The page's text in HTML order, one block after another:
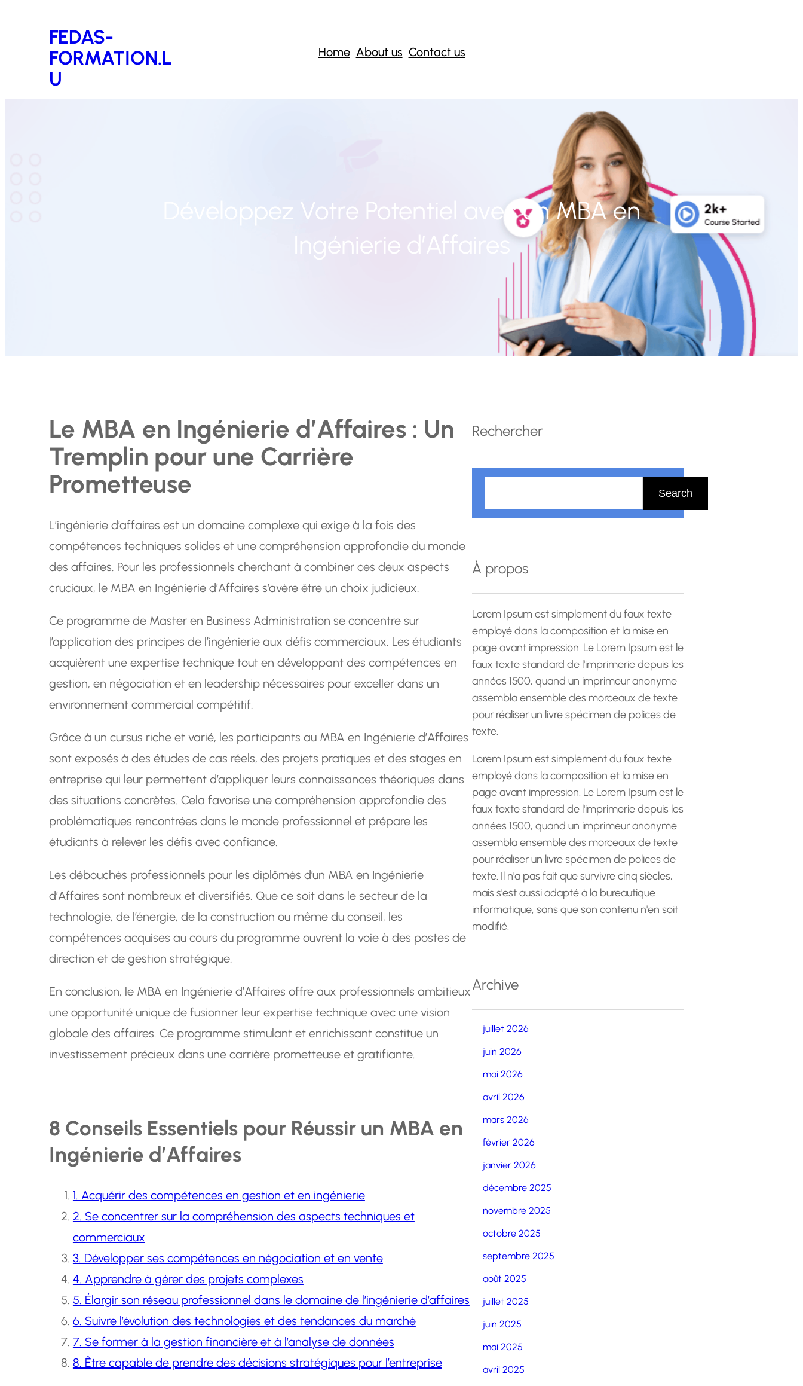
FEDAS-
FORMATION.L
U
Home About us Contact us
Développez Votre Potentiel avec un MBA en
Ingénierie d’Affaires
Le MBA en Ingénierie d’Affaires : Un
Tremplin pour une Carrière
Prometteuse
L’ingénierie d’affaires est un domaine complexe qui exige à la fois des
compétences techniques solides et une compréhension approfondie du monde
des affaires. Pour les professionnels cherchant à combiner ces deux aspects
cruciaux, le MBA en Ingénierie d’Affaires s’avère être un choix judicieux.
Ce programme de Master en Business Administration se concentre sur
l’application des principes de l’ingénierie aux défis commerciaux. Les étudiants
acquièrent une expertise technique tout en développant des compétences en
gestion, en négociation et en leadership nécessaires pour exceller dans un
environnement commercial compétitif.
Grâce à un cursus riche et varié, les participants au MBA en Ingénierie d’Affaires
sont exposés à des études de cas réels, des projets pratiques et des stages en
entreprise qui leur permettent d’appliquer leurs connaissances théoriques dans
des situations concrètes. Cela favorise une compréhension approfondie des
problématiques rencontrées dans le monde professionnel et prépare les
étudiants à relever les défis avec confiance.
Les débouchés professionnels pour les diplômés d’un MBA en Ingénierie
d’Affaires sont nombreux et diversifiés. Que ce soit dans le secteur de la
technologie, de l’énergie, de la construction ou même du conseil, les
compétences acquises au cours du programme ouvrent la voie à des postes de
direction et de gestion stratégique.
En conclusion, le MBA en Ingénierie d’Affaires offre aux professionnels ambitieux
une opportunité unique de fusionner leur expertise technique avec une vision
globale des affaires. Ce programme stimulant et enrichissant constitue un
investissement précieux dans une carrière prometteuse et gratifiante.
8 Conseils Essentiels pour Réussir un MBA en
Ingénierie d’Affaires
1. Acquérir des compétences en gestion et en ingénierie
2. Se concentrer sur la compréhension des aspects techniques et
commerciaux
3. Développer ses compétences en négociation et en vente
4. Apprendre à gérer des projets complexes
5. Élargir son réseau professionnel dans le domaine de l’ingénierie d’affaires
6. Suivre l’évolution des technologies et des tendances du marché
7. Se former à la gestion financière et à l’analyse de données
8. Être capable de prendre des décisions stratégiques pour l’entreprise
Rechercher
r
c
h
e
Search
À propos
Lorem Ipsum est simplement du faux texte
employé dans la composition et la mise en
page avant impression. Le Lorem Ipsum est le
faux texte standard de l'imprimerie depuis les
années 1500, quand un imprimeur anonyme
assembla ensemble des morceaux de texte
pour réaliser un livre spécimen de polices de
texte.
Lorem Ipsum est simplement du faux texte
employé dans la composition et la mise en
page avant impression. Le Lorem Ipsum est le
faux texte standard de l'imprimerie depuis les
années 1500, quand un imprimeur anonyme
assembla ensemble des morceaux de texte
pour réaliser un livre spécimen de polices de
texte. Il n'a pas fait que survivre cinq siècles,
mais s'est aussi adapté à la bureautique
informatique, sans que son contenu n'en soit
modifié.
Archive
juillet 2026
juin 2026
mai 2026
avril 2026
mars 2026
février 2026
janvier 2026
décembre 2025
novembre 2025
octobre 2025
septembre 2025
août 2025
juillet 2025
juin 2025
mai 2025
avril 2025